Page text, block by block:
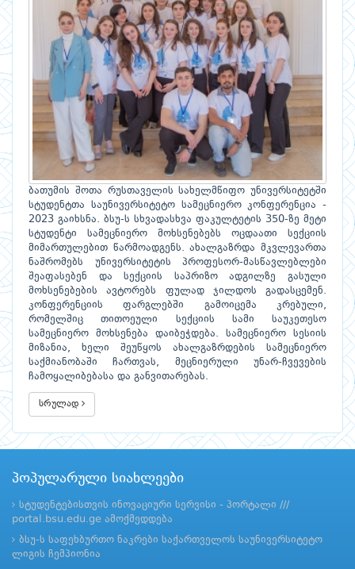
ბათუმის შოთა რუსთაველის სახელმწიფო უნივერსიტეტში
სტუდენტთა საუნივერსიტეტო სამეცნიერო კონფერენცია -
2023 გაიხსნა. ბსუ-ს სხვადასხვა ფაკულტეტის 350-ზე მეტი
სტუდენტი სამეცნიერო მოხსენებებს ოცდაათი სექციის
მიმართულებით წარმოადგენს. ახალგაზრდა მკვლევართა
ნაშრომებს უნივერსიტეტის პროფესორ-მასწავლებლები
შეაფასებენ და სექციის საპრიზო ადგილზე გასული
მოხსენებების ავტორებს ფულად ჯილდოს გადასცემენ.
კონფერენციის ფარგლებში გამოიცემა კრებული,
რომელშიც თითოეული სექციის სამი საუკეთესო
სამეცნიერო მოხსენება დაიბეჭდება. სამეცნიერო სესიის
მიზანია, ხელი შეუწყოს ახალგაზრდების სამეცნიერო
საქმიანობაში ჩართვას, მეცნიერული უნარ-ჩვევების
ჩამოყალიბებასა და განვითარებას.
სრულად
პოპულარული სიახლეები
სტუდენტებისთვის ინოვაციური სერვისი - პორტალი ///
portal.bsu.edu.ge ამოქმედდება
ბსუ-ს საფეხბურთო ნაკრები საქართველოს საუნივერსიტეტო
ლიგის ჩემპიონია